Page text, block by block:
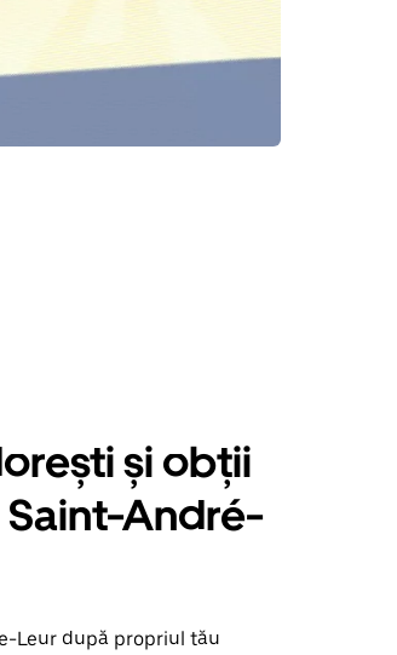
și obții
Saint-André-
Leur după propriul tău